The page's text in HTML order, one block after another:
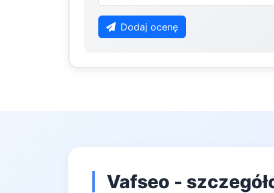
Dodaj ocenę
Vafseo -